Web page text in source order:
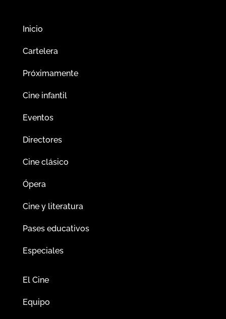
Inicio
Cartelera
Próximamente
Cine infantil
Eventos
Directores
Cine clásico
Ópera
Cine y literatura
Pases educativos
Especiales
El Cine
Equipo